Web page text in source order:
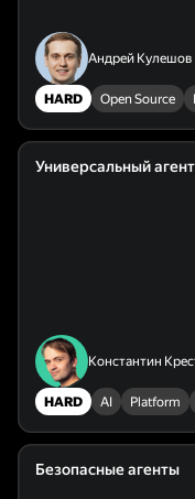
Андрей Кулешов
HARD Open Source
Универсальный
Константин
HARD AI Platform
Безопасные агенты